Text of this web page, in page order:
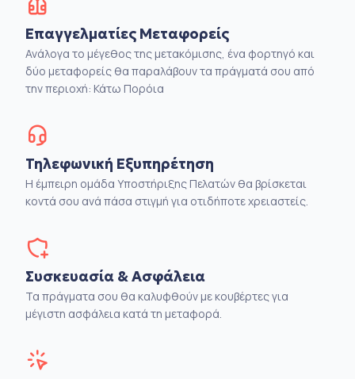
Επαγγελματίες Μεταφορείς
Ανάλογα το μέγεθος της μετακόμισης, ένα φορτηγό και
δύο μεταφορείς θα παραλάβουν τα πράγματά σου από
την περιοχή: Κάτω Πορόια
Τηλεφωνική Εξυπηρέτηση
Η έμπειρη ομάδα Υποστήριξης Πελατών θα βρίσκεται
κοντά σου ανά πάσα στιγμή για οτιδήποτε χρειαστείς.
Συσκευασία & Ασφάλεια
Τα πράγματα σου θα καλυφθούν με κουβέρτες για
μέγιστη ασφάλεια κατά τη μεταφορά.